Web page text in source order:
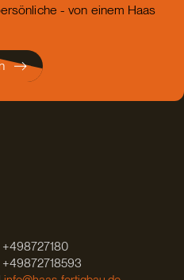
- von einem Haas
+498727180
+49872718593